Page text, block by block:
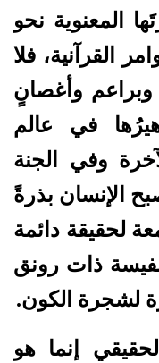
المعنوية نحو
القرآنية، فلا
وأغصانٍ
في عالم
وفي الجنة
الإنسان بذرةً
لحقيقة دائمة
ذات رونق
لشجرة الكون.
إنما هو